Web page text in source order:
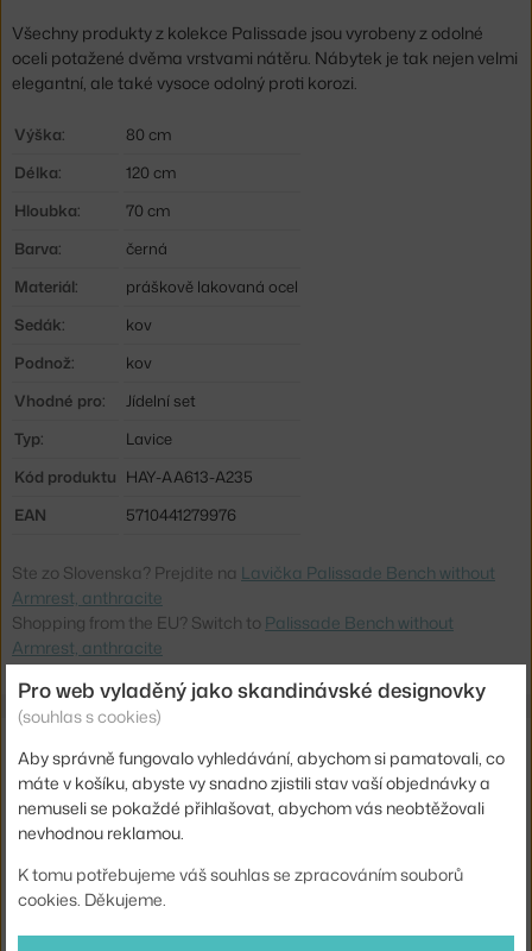
Všechny produkty z kolekce Palissade jsou vyrobeny z odolné
oceli potažené dvěma vrstvami nátěru. Nábytek je tak nejen velmi
elegantní, ale také vysoce odolný proti korozi.
Výška:
80 cm
Délka:
120 cm
Hloubka:
70 cm
Barva:
černá
Materiál:
práškově lakovaná ocel
Sedák:
kov
Podnož:
kov
Vhodné pro:
Jídelní set
Typ:
Lavice
Kód produktu HAY-AA613-A235
EAN
5710441279976
Ste zo Slovenska? Prejdite na Lavička Palissade Bench without
Armrest, anthracite
Shopping from the EU? Switch to Palissade Bench without
Armrest, anthracite
PODSEDÁK PALISSADE DINING BENCH QUILTED, ANTHRACITE
HAY
3 350 Kč
PODSEDÁK PALISSADE DINING BENCH, ANTHRACITE
HAY
Pro web vyladěný jako skandinávské designovky
(souhlas s cookies)
Aby správně fungovalo vyhledávání, abychom si pamatovali, co
máte v košíku, abyste vy snadno zjistili stav vaší objednávky a
nemuseli se pokaždé přihlašovat, abychom vás neobtěžovali
nevhodnou reklamou.
K tomu potřebujeme váš souhlas se zpracováním souborů
cookies. Děkujeme.